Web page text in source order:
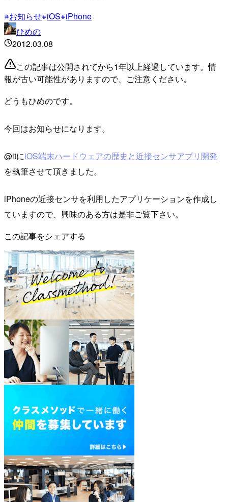
お知らせ iOS iPhone
ひめの
2012.03.08
この記事は公開されてから1年以上経過しています。情
報が古い可能性がありますので、ご注意ください。
どうもひめのです。
今回はお知らせになります。
@itにiOS端末ハードウェアの歴史と近接センサアプリ開発
を執筆させて頂きました。
iPhoneの近接センサを利用したアプリケーションを作成し
ていますので、興味のある方は是非ご覧下さい。
この記事をシェアする